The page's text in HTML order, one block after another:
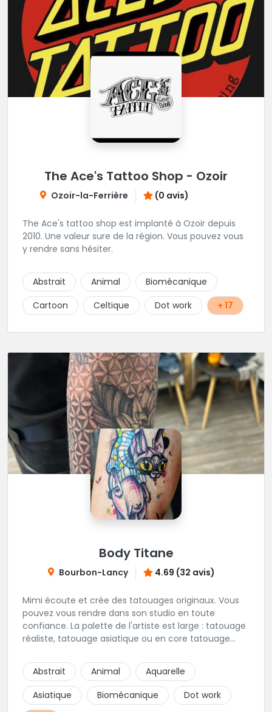
The Ace's Tattoo Shop - Ozoir
Ozoir-la-Ferrière (0 avis)
The Ace's tattoo shop est implanté à Ozoir depuis
2010. Une valeur sure de la région. Vous pouvez vous
y rendre sans hésiter.
Abstrait Animal
Biomécanique
Cartoon
Celtique Dot work + 17
Body Titane
Bourbon-Lancy 4.69 (32 avis)
Mimi écoute et crée des tatouages originaux. Vous
pouvez vous rendre dans son studio en toute
confiance. La palette de l'artiste est large : tatouage
réaliste, tatouage asiatique ou en core tatouage
construire un projet qui vous ressemble.
Abstrait Animal
Aquarelle
Asiatique
Biomécanique
Dot work